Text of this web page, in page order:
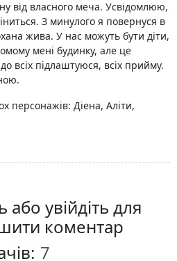
від власного меча. Усвідомлюю,
З минулого я повернуся в
жива. У нас можуть бути діти,
мені будинку, але це
всіх підлаштуюся, всіх прийму.
персонажів: Діена, Аліти,
або увійдіть для
коментар